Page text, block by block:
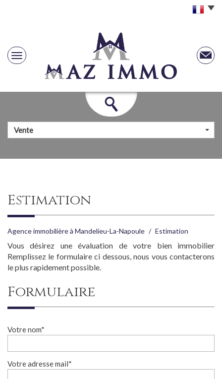
Vente
estimation
Agence immobilière à Mandelieu-La-Napoule Estimation
Vous désirez une évaluation de votre bien immobilier
Remplissez le formulaire ci dessous, nous vous contacterons
le plus rapidement possible.
formulaire
Votre nom*
Votre adresse mail*